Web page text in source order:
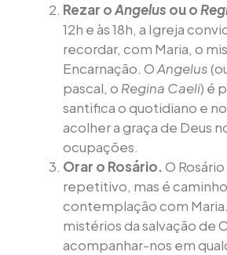
Rezar oAngelus ou o
12h e às 18h, a Igreja
recordar, com Maria, o
Encarnação. OAngelus
pascal, o Regina Caeli) é
santifica o quotidiano e
acolher a graça de Deus
ocupações.
Orar o Rosário.O
repetitivo, mas é
contemplação com
mistérios da salvação de
acompanhar-nos em